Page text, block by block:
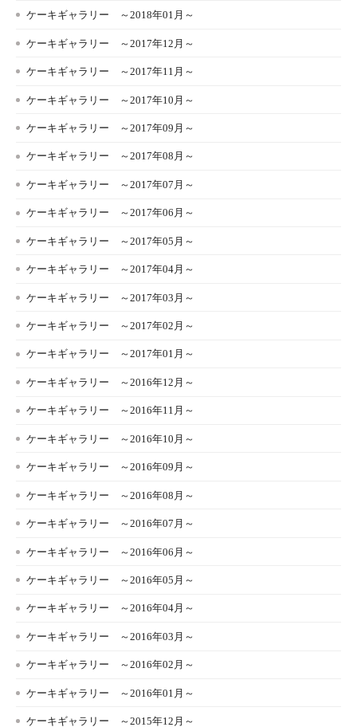
ケーキギャラリー ～2018年01月～
ケーキギャラリー ～2017年12月～
ケーキギャラリー ～2017年11月～
ケーキギャラリー ～2017年10月～
ケーキギャラリー ～2017年09月～
ケーキギャラリー ～2017年08月～
ケーキギャラリー ～2017年07月～
ケーキギャラリー ～2017年06月～
ケーキギャラリー ～2017年05月～
ケーキギャラリー ～2017年04月～
ケーキギャラリー ～2017年03月～
ケーキギャラリー ～2017年02月～
ケーキギャラリー ～2017年01月～
ケーキギャラリー ～2016年12月～
ケーキギャラリー ～2016年11月～
ケーキギャラリー ～2016年10月～
ケーキギャラリー ～2016年09月～
ケーキギャラリー ～2016年08月～
ケーキギャラリー ～2016年07月～
ケーキギャラリー ～2016年06月～
ケーキギャラリー ～2016年05月～
ケーキギャラリー ～2016年04月～
ケーキギャラリー ～2016年03月～
ケーキギャラリー ～2016年02月～
ケーキギャラリー ～2016年01月～
ケーキギャラリー ～2015年12月～